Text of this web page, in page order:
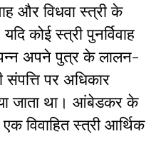
और विधवा स्त्री के
कोई स्त्री पुनर्विवाह
अपने पुत्र के लालन-
पर अधिकार
जाता था। आंबेडकर के
विवाहित स्त्री आर्थिक